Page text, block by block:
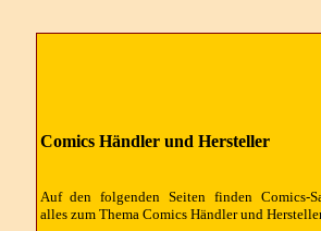
Comics Händler und Hersteller
Auf den folgenden Seiten finden Comics-
alles zum Thema Comics Händler und